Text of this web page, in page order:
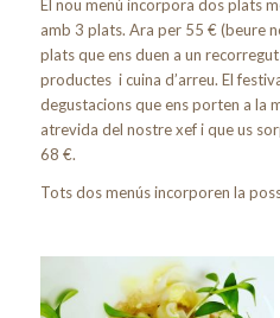
El nou menú incorpora dos plats
amb 3 plats. Ara per 55 € (beure
plats que ens duen a un
productes i cuina d’arreu. El
degustacions que ens porten a la
atrevida del nostre xef i que us
68 €.
Tots dos menús incorporen la